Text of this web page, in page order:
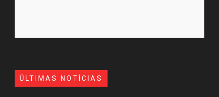
ÚLTIMAS NOTÍCIAS